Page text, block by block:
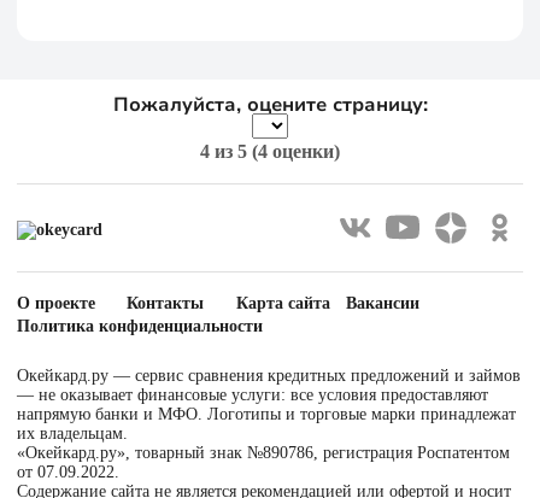
Пожалуйста, оцените страницу:
4 из 5 (4 оценки)
О проекте Контакты Карта сайта
Вакансии
Политика конфиденциальности
Окейкард.ру — сервис сравнения кредитных предложений и займов
— не оказывает финансовые услуги: все условия предоставляют
напрямую банки и МФО. Логотипы и торговые марки принадлежат
их владельцам.
«Окейкард.ру», товарный знак №890786, регистрация Роспатентом
от 07.09.2022.
Содержание сайта не является рекомендацией или офертой и носит